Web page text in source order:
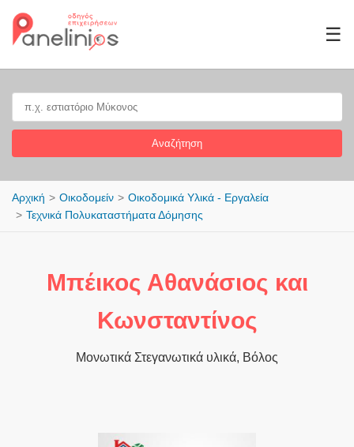
☰
Αναζήτηση
Αρχική Οικοδομείν
Οικοδομικά Υλικά - Εργαλεία
Τεχνικά Πολυκαταστήματα Δόμησης
Μπέικος Αθανάσιος και
Κωνσταντίνος
Μονωτικά Στεγανωτικά υλικά, Βόλος